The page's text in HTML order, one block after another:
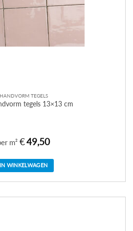
HANDVORM TEGELS
tegels 13×13 cm
m² €49,50
IN WINKELWAGEN